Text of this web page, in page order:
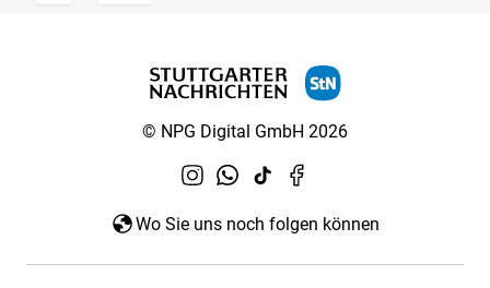
© NPG Digital GmbH 2026
Wo Sie uns noch folgen können